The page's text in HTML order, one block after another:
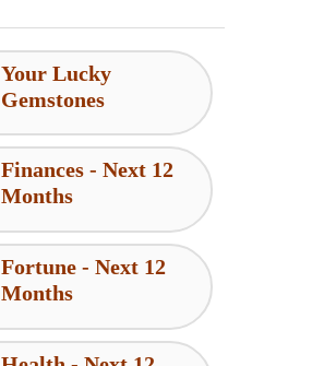
Your Lucky
Gemstones
Finances - Next 12
Months
Fortune - Next 12
Months